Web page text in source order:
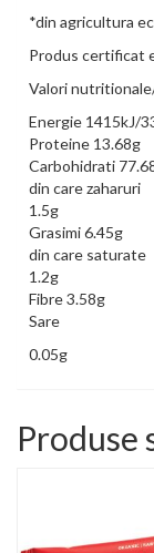
*din agricultura
Produs certificat
Valori
Energie 1415kJ/
Proteine 13.68g
Carbohidrati
din care zaharuri
1.5g
Grasimi 6.45g
din care saturate
1.2g
Fibre 3.58g
Sare
0.05g
Produse